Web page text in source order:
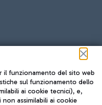
il funzionamento del sito web
sul funzionamento dello
ai cookie tecnici), e,
assimilabili ai cookie